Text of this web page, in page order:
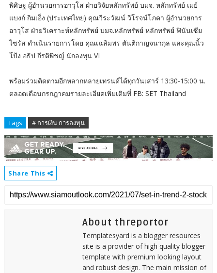
พิศิษฐ ผู้อำนวยการอาวุโส ฝ่ายวิจัยหลักทรัพย์ บมจ. หลักทรัพย์ เมย์
แบงก์ กิมเอ็ง (ประเทศไทย) คุณวีระวัฒน์ วิโรจน์โภคา ผู้อำนวยการ
อาวุโส ฝ่ายวิเคราะห์หลักทรัพย์ บมจ.หลักทรัพย์ หลักทรัพย์ ฟินันเซีย
ไซรัส ดำเนินรายการโดย คุณเฉลิมพร ตันติกาญจนากุล และคุณนิ้ว
โป้ง อธิป กีรติพิชญ์ นักลงทุน VI
พร้อมร่วมติดตามอีกหลากหลายเทรนด์ได้ทุกวันเสาร์ 13:30-15:00 น.
ตลอดเดือนกรกฎาคมรายละเอียดเพิ่มเติมที่ FB: SET Thailand
Tags # การเงิน การลงทุน
Share This
About threportor
Templatesyard is a blogger resources
site is a provider of high quality blogger
template with premium looking layout
and robust design. The main mission of